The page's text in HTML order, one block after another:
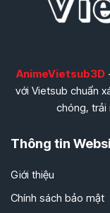
AnimeVietsub3D
với Vietsub chuẩn
chóng, trải
Thông tin
Giới thiệu
Chính sách bảo mật